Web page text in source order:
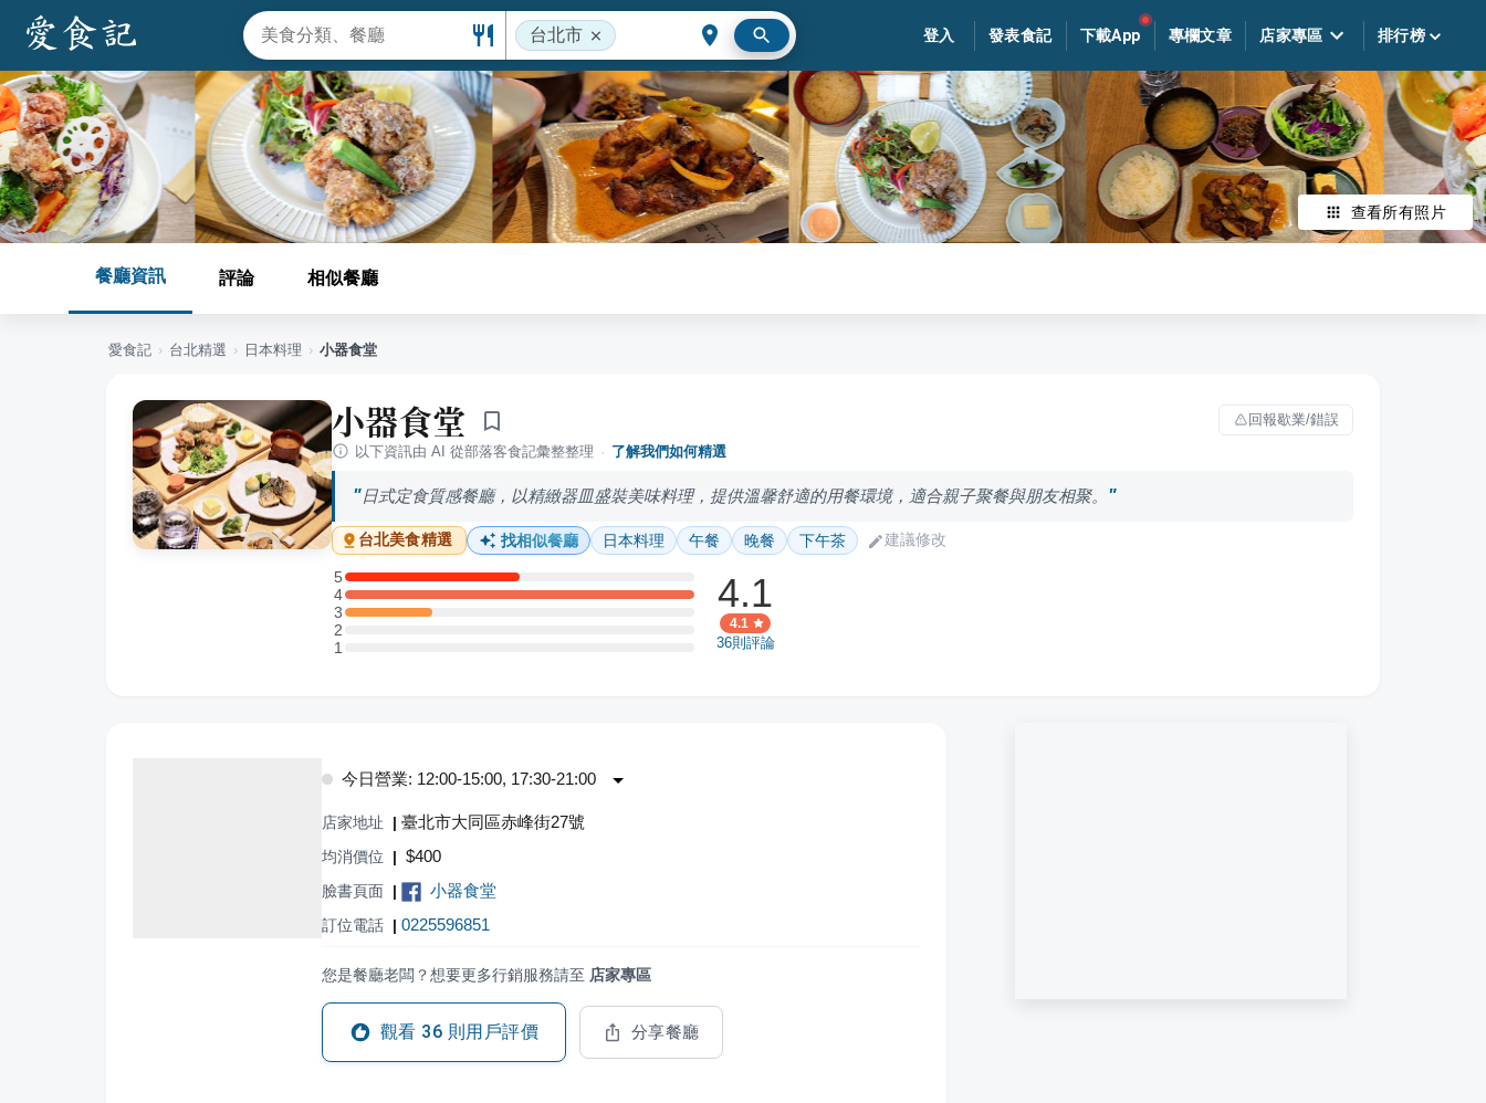
台北市 登入 發表食記 下載App 專欄文章 店家專區 排行榜
查看所有照片
餐廳資訊 評論 相似餐廳
愛食記 › 台北精選 › 日本料理 › 小器食堂
小器食堂
回報歇業/錯誤
以下資訊由 AI 從部落客食記彙整整理 · 了解我們如何精選
日式定食質感餐廳，以精緻器皿盛裝美味料理，提供溫馨舒適的用餐環境，適合親子聚餐與朋友相聚。
台北美食精選 找相似餐廳 日本料理 午餐 晚餐 下午茶 建議修改
5
5 星：2 則評論
4
4 星：4 則評論
3
3 星：1 則評論
2
2 星：0 則評論
11 星：0 則評論
4.1
4.1
36則評論
今日營業: 12:00-15:00, 17:30-21:00
店家地址 | 臺北市大同區赤峰街27號
均消價位 | $400
臉書頁面 | 小器食堂
訂位電話 | 0225596851
您是餐廳老闆？想要更多行銷服務請至 店家專區
觀看 36 則用戶評價 分享餐廳